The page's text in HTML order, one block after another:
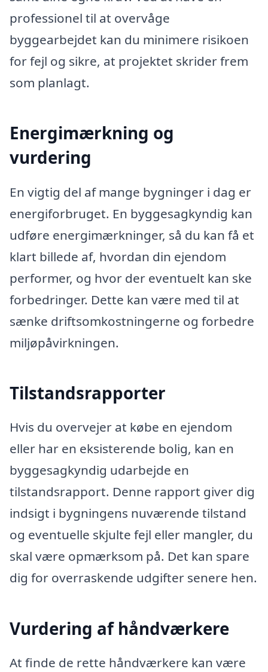
professionel til at overvåge
byggearbejdet kan du minimere risikoen
for fejl og sikre, at projektet skrider frem
som planlagt.
Energimærkning og
vurdering
En vigtig del af mange bygninger i dag er
energiforbruget. En byggesagkyndig kan
udføre energimærkninger, så du kan få et
klart billede af, hvordan din ejendom
performer, og hvor der eventuelt kan ske
forbedringer. Dette kan være med til at
sænke driftsomkostningerne og forbedre
miljøpåvirkningen.
Tilstandsrapporter
Hvis du overvejer at købe en ejendom
eller har en eksisterende bolig, kan en
byggesagkyndig udarbejde en
tilstandsrapport. Denne rapport giver dig
indsigt i bygningens nuværende tilstand
og eventuelle skjulte fejl eller mangler, du
skal være opmærksom på. Det kan spare
dig for overraskende udgifter senere hen.
Vurdering af håndværkere
At finde de rette håndværkere kan være